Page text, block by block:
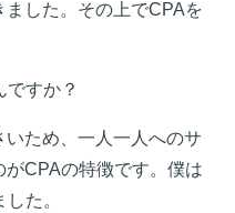
した。その上でCPAを
すか？
ため、一人一人へのサ
CPAの特徴です。僕は
た。